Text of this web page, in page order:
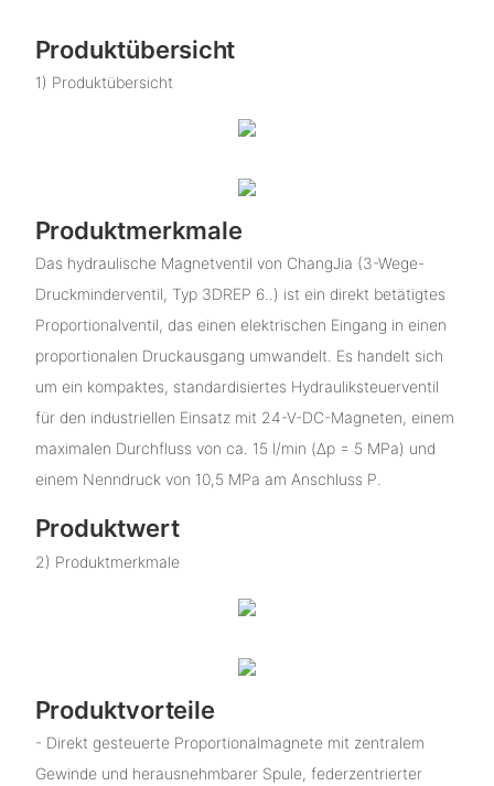
Produktübersicht
1) Produktübersicht
Produktmerkmale
Das hydraulische Magnetventil von ChangJia (3-Wege-
Druckminderventil, Typ 3DREP 6..) ist ein direkt betätigtes
Proportionalventil, das einen elektrischen Eingang in einen
proportionalen Druckausgang umwandelt. Es handelt sich
um ein kompaktes, standardisiertes Hydrauliksteuerventil
für den industriellen Einsatz mit 24-V-DC-Magneten, einem
maximalen Durchfluss von ca. 15 l/min (Δp = 5 MPa) und
einem Nenndruck von 10,5 MPa am Anschluss P.
Produktwert
2) Produktmerkmale
Produktvorteile
- Direkt gesteuerte Proportionalmagnete mit zentralem
Gewinde und herausnehmbarer Spule, federzentrierter